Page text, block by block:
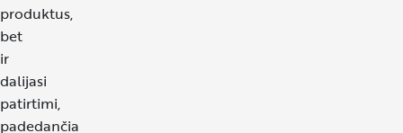
produktus,
bet
ir
dalijasi
patirtimi,
padedančia